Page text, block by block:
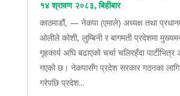
१४ श्रावण २०८३, बिहीबार
काठमाडौं, — नेकपा (एमाले) अध्यक्ष तथा
ओलीले कोशी, लुम्बिनी र बागमती प्रदेशमा
गृहकार्य अघि बढाएको चर्चा चलिरहँदा
गएको छ। नेकपासँग प्रदेश सरकार गठनका
गरेपछि प्रदेश...